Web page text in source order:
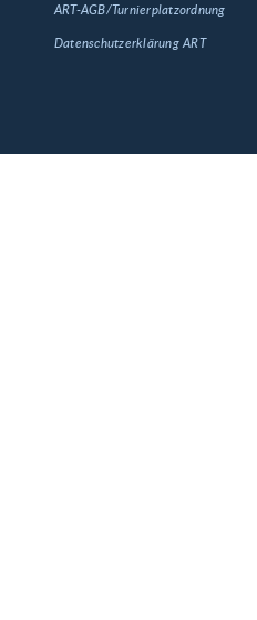
ART-AGB/Turnierplatzordnung
Datenschutzerklärung ART